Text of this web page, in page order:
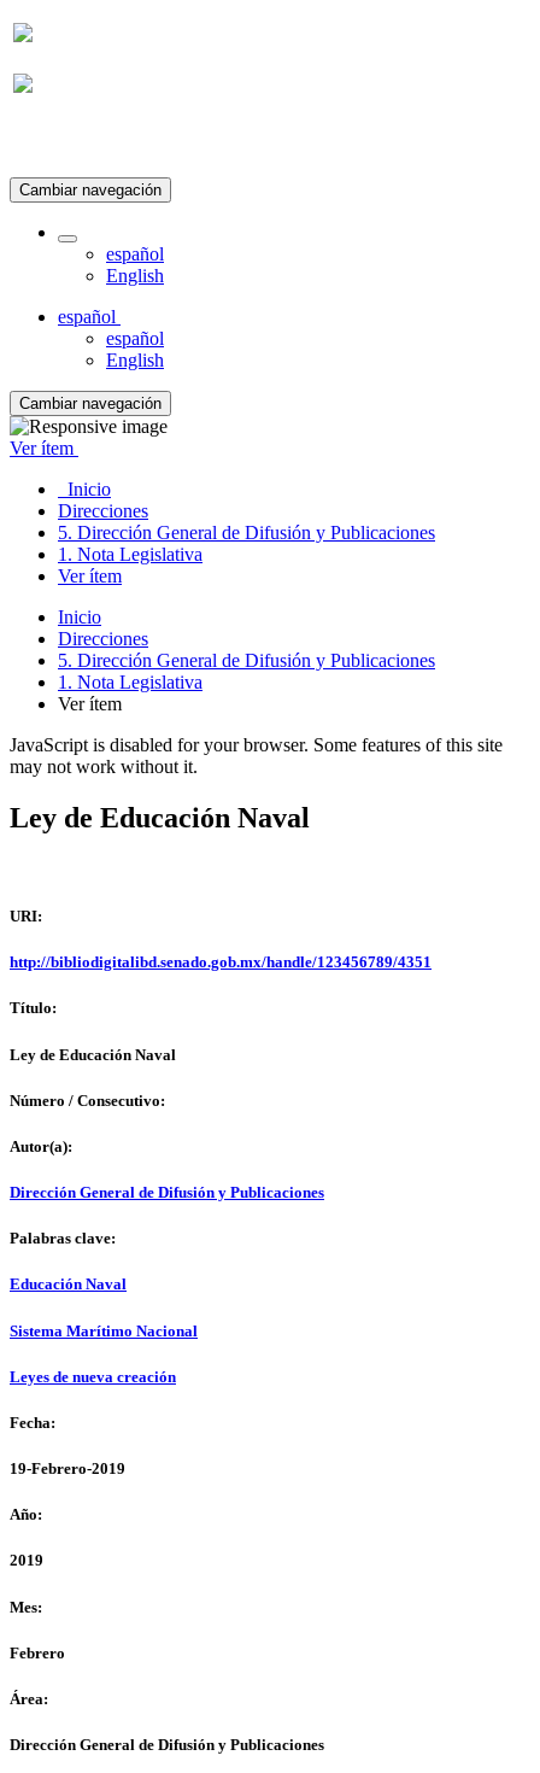
Cambiar navegación
español
English
español
español
English
Cambiar navegación
Ver ítem
Inicio
Direcciones
5. Dirección General de Difusión y Publicaciones
1. Nota Legislativa
Ver ítem
Inicio
Direcciones
5. Dirección General de Difusión y Publicaciones
1. Nota Legislativa
Ver ítem
JavaScript is disabled for your browser. Some features of this site
may not work without it.
Ley de Educación Naval
URI:
http://bibliodigitalibd.senado.gob.mx/handle/123456789/4351
Título:
Ley de Educación Naval
Número / Consecutivo:
Autor(a):
Dirección General de Difusión y Publicaciones
Palabras clave:
Educación Naval
Sistema Marítimo Nacional
Leyes de nueva creación
Fecha:
19-Febrero-2019
Año:
2019
Mes:
Febrero
Área:
Dirección General de Difusión y Publicaciones